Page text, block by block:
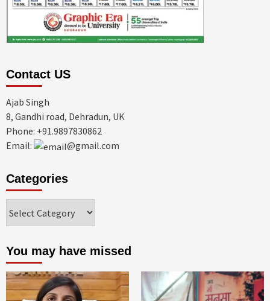
Contact US
Ajab Singh
8, Gandhi road, Dehradun, UK
Phone: +91.9897830862
Email:
@gmail.com
Categories
You may have missed